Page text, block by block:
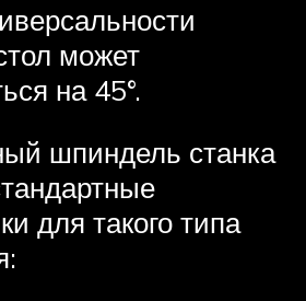
может
на 45°.
шпиндель станка
для такого типа